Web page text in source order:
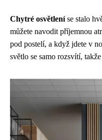
Chytré osvětleníse stalo
můžete navodit příjemnou
pod postelí, a když jdete v
světlo se samo rozsvítí,